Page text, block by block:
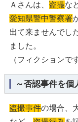
Ａさんは、 盗撮な
愛知県警中警察署
出て来ませんでし
ました。
（フィクションで
～否認事件を個
盗撮事件の場合、